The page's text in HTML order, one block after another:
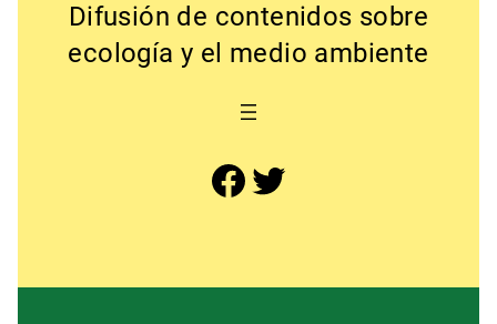
Difusión de contenidos sobre
ecología y el medio ambiente
Facebook Twitter